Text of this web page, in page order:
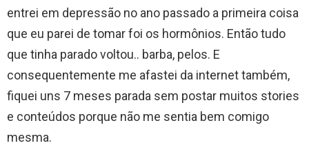
entrei em depressão no ano passado a primeira coisa
que eu parei de tomar foi os hormônios. Então tudo
que tinha parado voltou.. barba, pelos. E
consequentemente me afastei da internet também,
fiquei uns 7 meses parada sem postar muitos stories
e conteúdos porque não me sentia bem comigo
mesma.